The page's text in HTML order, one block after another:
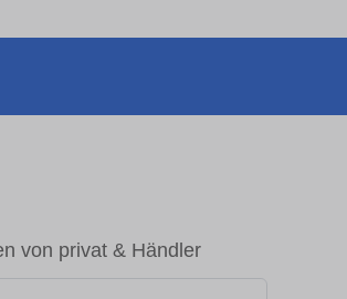
von privat & Händler